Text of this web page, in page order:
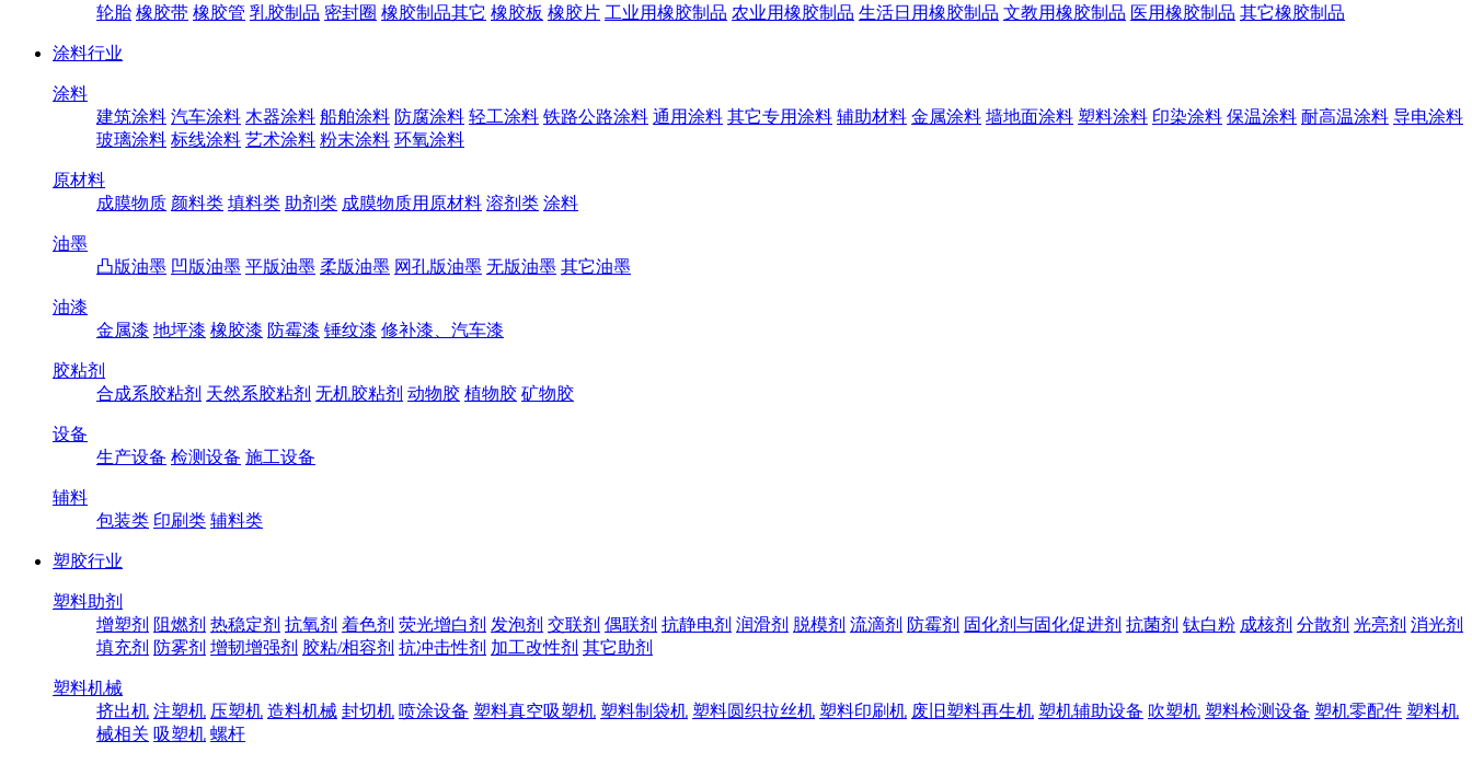
轮胎 橡胶带 橡胶管 乳胶制品 密封圈 橡胶制品其它 橡胶板 橡胶片 工业用橡胶制品 农业用橡胶制品 生活日用橡胶制品 文教用橡胶制品 医用橡胶制品 其它橡胶制品
涂料行业
涂料
建筑涂料 汽车涂料 木器涂料 船舶涂料 防腐涂料 轻工涂料 铁路公路涂料 通用涂料 其它专用涂料 辅助材料 金属涂料 墙地面涂料 塑料涂料 印染涂料 保温涂料 耐高温涂料 导电涂料
玻璃涂料 标线涂料 艺术涂料 粉末涂料 环氧涂料
原材料
成膜物质 颜料类 填料类 助剂类 成膜物质用原材料 溶剂类 涂料
油墨
凸版油墨 凹版油墨 平版油墨 柔版油墨 网孔版油墨 无版油墨 其它油墨
油漆
金属漆 地坪漆 橡胶漆 防霉漆 锤纹漆 修补漆、汽车漆
胶粘剂
合成系胶粘剂 天然系胶粘剂 无机胶粘剂 动物胶 植物胶 矿物胶
设备
生产设备 检测设备 施工设备
辅料
包装类 印刷类 辅料类
塑胶行业
塑料助剂
增塑剂 阻燃剂 热稳定剂 抗氧剂 着色剂 荧光增白剂 发泡剂 交联剂 偶联剂 抗静电剂 润滑剂 脱模剂 流滴剂 防霉剂 固化剂与固化促进剂 抗菌剂 钛白粉 成核剂 分散剂 光亮剂 消光剂
填充剂 防雾剂 增韧增强剂 胶粘/相容剂 抗冲击性剂 加工改性剂 其它助剂
塑料机械
挤出机 注塑机 压塑机 造料机械 封切机 喷涂设备 塑料真空吸塑机 塑料制袋机 塑料圆织拉丝机 塑料印刷机 废旧塑料再生机 塑机辅助设备 吹塑机 塑料检测设备 塑机零配件 塑料机
械相关 吸塑机 螺杆